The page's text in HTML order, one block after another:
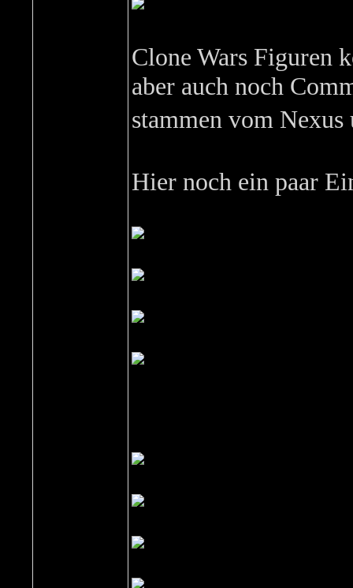
Clone Wars Figuren
aber auch noch
stammen vom
Hier noch ein paar